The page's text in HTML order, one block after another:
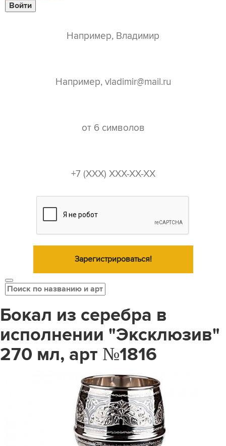
Войти
Зарегистрироваться!
Бокал из серебра в
исполнении "Эксклюзив"
270 мл, арт №1816